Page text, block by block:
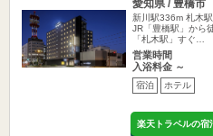
愛知県 / 豊橋市
新川駅336m 札木
JR「豊橋駅」から
「札木駅」すぐ…
営業時間
入浴料金 ～
宿泊 ホテル
楽天トラベルの宿